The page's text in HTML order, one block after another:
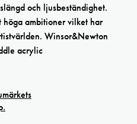
och ljusbeständighet.
ambitioner vilket har
Winsor&Newton
acrylic